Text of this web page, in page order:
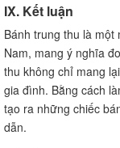
IX. Kết luận
Bánh trung thu là
Nam, mang ý nghĩa
thu không chỉ mang
gia đình. Bằng cách
tạo ra những chiếc
dẫn.